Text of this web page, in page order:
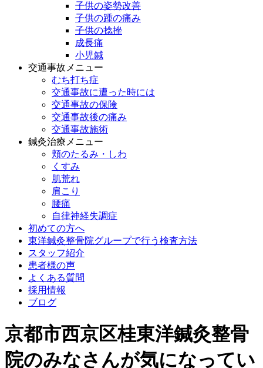
子供の姿勢改善
子供の踵の痛み
子供の捻挫
成長痛
小児鍼
交通事故メニュー
むち打ち症
交通事故に遭った時には
交通事故の保険
交通事故後の痛み
交通事故施術
鍼灸治療メニュー
頬のたるみ・しわ
くすみ
肌荒れ
肩こり
腰痛
自律神経失調症
初めての方へ
東洋鍼灸整骨院グループで行う検査方法
スタッフ紹介
患者様の声
よくある質問
採用情報
ブログ
京都市西京区桂東洋鍼灸整骨
院のみなさんが気になってい